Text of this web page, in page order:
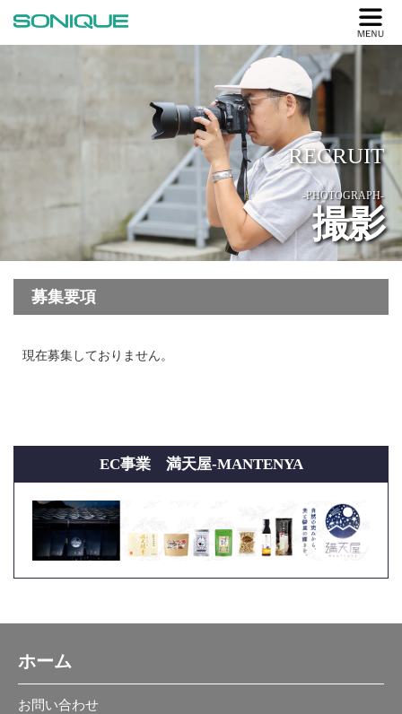
RECRUIT
-PHOTOGRAPH-
撮影
募集要項
現在募集しておりません。
EC事業 満天屋-MANTENYA
ホーム
お問い合わせ